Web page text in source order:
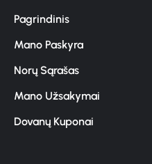
Pagrindinis
Mano Paskyra
Norų Sąrašas
Mano Užsakymai
Dovanų Kuponai